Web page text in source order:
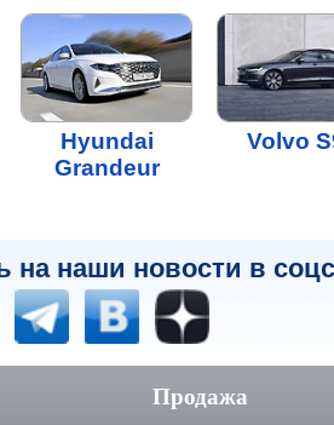
Hyundai
Grandeur
Volvo
на наши новости в
Продажа